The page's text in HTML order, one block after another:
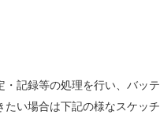
・記録等の処理を行い、バッテ
たい場合は下記の様なスケッチ